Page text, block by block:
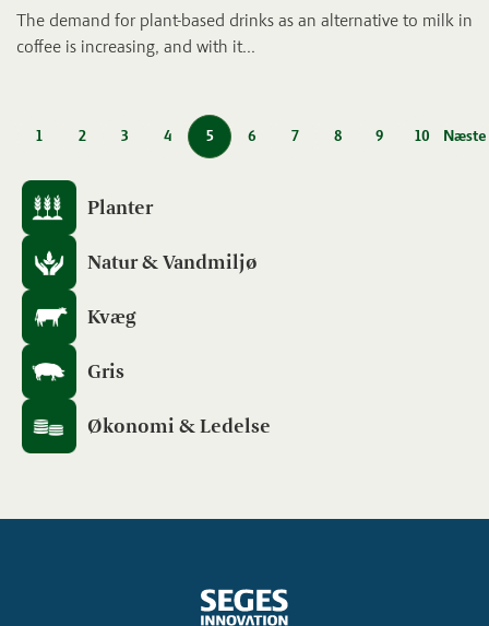
The demand for plant-based drinks as an alternative to milk in
coffee is increasing, and with it...
1 2 3 4 5 6 7 8 9 10 Næste
Planter
Natur & Vandmiljø
Kvæg
Gris
Økonomi & Ledelse